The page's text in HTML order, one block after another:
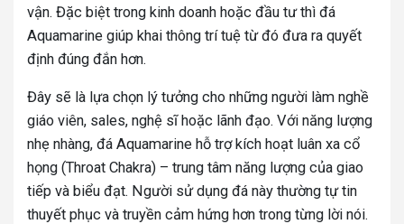
vận. Đặc biệt trong kinh doanh hoặc đầu tư thì đá
Aquamarine giúp khai thông trí tuệ từ đó đưa ra quyết
định đúng đắn hơn.
Đây sẽ là lựa chọn lý tưởng cho những người làm nghề
giáo viên, sales, nghệ sĩ hoặc lãnh đạo. Với năng lượng
nhẹ nhàng, đá Aquamarine hỗ trợ kích hoạt luân xa cổ
họng (Throat Chakra) – trung tâm năng lượng của giao
tiếp và biểu đạt. Người sử dụng đá này thường tự tin
thuyết phục và truyền cảm hứng hơn trong từng lời nói.